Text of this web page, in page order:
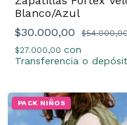
Blanco/Azul
$30.000,00
$27.000,00 con
Transferencia o
PACK NIÑOS